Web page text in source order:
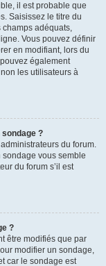
il est probable que
Saisissez le titre du
adéquats,
Vous pouvez définir
en modifiant, lors du
également
les utilisateurs à
sondage ?
du forum.
sondage vous semble
du forum s’il est
?
être modifiés que par
modifier un sondage,
car le sondage est